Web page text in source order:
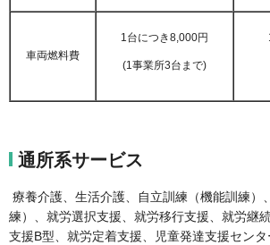
車両燃料費
1台につき8,000円
(1事業所3台まで)
通所系サービス
療養介護、生活介護、自立訓練（機能訓練）
練）、就労選択支援、就労移行支援、就労継
支援B型、就労定着支援、児童発達支援センタ